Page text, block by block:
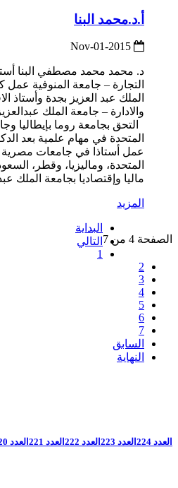
أ.د.محمد البنا
د. محمد محمد مصطفي البنا
التجارة – جامعة المنوفية
الملك عبد العزيز بجدة وأستاذ
والادارة – جامعة الملك
التحق بجامعة روما بإيطاليا
عمل أستاذا في جامعات مصرية
المتحدة، وماليزيا، وقطر،
ماليا وإقتصاديا بجامعة الملك
المزيد
الصفحة 4 من 7
البداية
التالي
1
2
3
4
5
6
7
السابق
النهاية
العدد 224 العدد 223 العدد 222 العدد 221 العدد 220